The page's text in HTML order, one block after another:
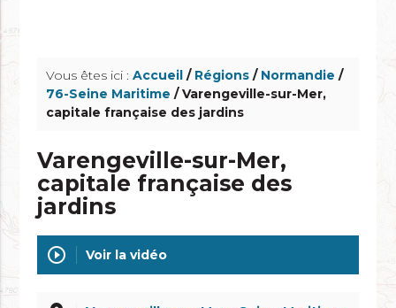
Vous êtes ici :Accueil / Régions / Normandie /
76-Seine Maritime / Varengeville-sur-Mer,
capitale française des jardins
Varengeville-sur-Mer,
capitale française des
jardins
play_circle_outline Voir la vidéo